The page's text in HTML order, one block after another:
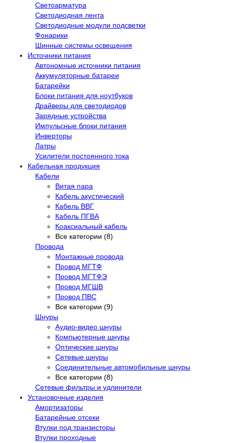
Светоарматура
Светодиодная лента
Светодиодные модули подсветки
Фонарики
Шинные системы освещения
Источники питания
Автономные источники питания
Аккумуляторные батареи
Батарейки
Блоки питания для ноутбуков
Драйверы для светодиодов
Зарядные устройства
Импульсные блоки питания
Инверторы
Латры
Усилители постоянного тока
Кабельная продукция
Кабели
Витая пара
Кабель акустический
Кабель ВВГ
Кабель ПГВА
Коаксиальный кабель
Все категории (8)
Провода
Монтажные провода
Провод МГТФ
Провод МГТФЭ
Провод МГШВ
Провод ПВС
Все категории (9)
Шнуры
Аудио-видео шнуры
Компьютерные шнуры
Оптические шнуры
Сетевые шнуры
Соединительные автомобильные шнуры
Все категории (8)
Сетевые фильтры и удлинители
Установочные изделия
Амортизаторы
Батарейные отсеки
Втулки под транзисторы
Втулки проходные